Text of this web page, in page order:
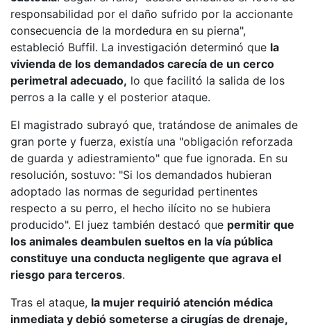
responsabilidad por el daño sufrido por la accionante
consecuencia de la mordedura en su pierna",
estableció Buffil. La investigación determinó que la
vivienda de los demandados carecía de un cerco
perimetral adecuado, lo que facilitó la salida de los
perros a la calle y el posterior ataque.
El magistrado subrayó que, tratándose de animales de
gran porte y fuerza, existía una "obligación reforzada
de guarda y adiestramiento" que fue ignorada. En su
resolución, sostuvo: "Si los demandados hubieran
adoptado las normas de seguridad pertinentes
respecto a su perro, el hecho ilícito no se hubiera
producido". El juez también destacó que permitir que
los animales deambulen sueltos en la vía pública
constituye una conducta negligente que agrava el
riesgo para terceros.
Tras el ataque, la mujer requirió atención médica
inmediata y debió someterse a cirugías de drenaje,